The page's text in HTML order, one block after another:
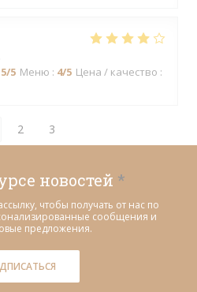
5/5 Меню : 4/5 Цена / качество :
2 3
новостей *
чтобы получать от нас по
сообщения и
предложения.